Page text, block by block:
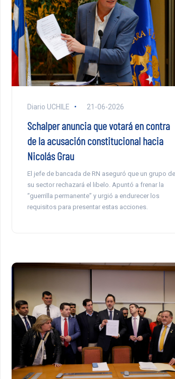
Diario UCHILE 21-06-2026
Schalper anuncia que votará en contra
de la acusación constitucional hacia
Nicolás Grau
El jefe de bancada de RN aseguró que un grupo de
su sector rechazará el libelo. Apuntó a frenar la
“guerrilla permanente” y urgió a endurecer los
requisitos para presentar estas acciones.